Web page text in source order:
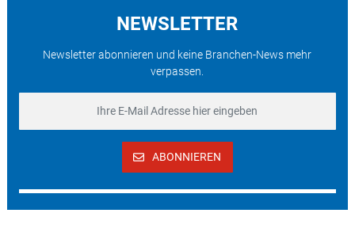
NEWSLETTER
Newsletter abonnieren und keine Branchen-News mehr
verpassen.
ABONNIEREN